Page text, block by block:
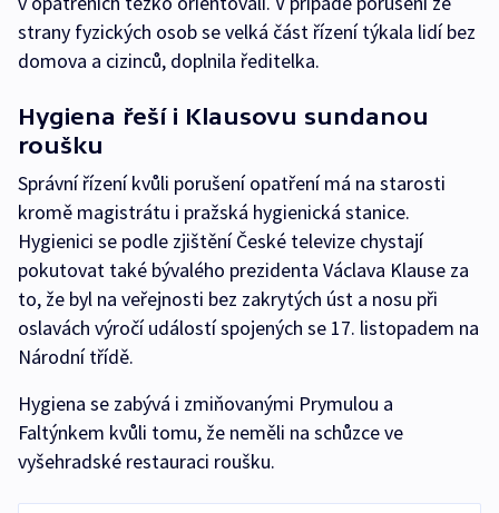
strany fyzických osob se velká část řízení týkala lidí bez
domova a cizinců, doplnila ředitelka.
Hygiena řeší i Klausovu sundanou
roušku
Správní řízení kvůli porušení opatření má na starosti
kromě magistrátu i pražská hygienická stanice.
Hygienici se podle zjištění České televize chystají
pokutovat také bývalého prezidenta Václava Klause za
to, že byl na veřejnosti bez zakrytých úst a nosu při
oslavách výročí událostí spojených se 17. listopadem na
Národní třídě.
Hygiena se zabývá i zmiňovanými Prymulou a
Faltýnkem kvůli tomu, že neměli na schůzce ve
vyšehradské restauraci roušku.